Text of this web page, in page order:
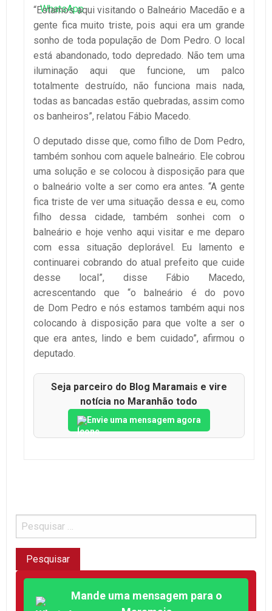
“Estamos aqui visitando o Balneário Macedão e a
gente fica muito triste, pois aqui era um grande
sonho de toda população de Dom Pedro. O local
está abandonado, todo depredado. Não tem uma
iluminação aqui que funcione, um palco
totalmente destruído, não funciona mais nada,
todas as bancadas estão quebradas, assim como
os banheiros”, relatou Fábio Macedo.
O deputado disse que, como filho de Dom Pedro,
também sonhou com aquele balneário. Ele cobrou
uma solução e se colocou à disposição para que
o balneário volte a ser como era antes. “A gente
fica triste de ver uma situação dessa e eu, como
filho dessa cidade, também sonhei com o
balneário e hoje venho aqui visitar e me deparo
com essa situação deplorável. Eu lamento e
continuarei cobrando do atual prefeito que cuide
desse local”, disse Fábio Macedo,
acrescentando que “o balneário é do povo
de Dom Pedro e nós estamos também aqui nos
colocando à disposição para que volte a ser o
que era antes, lindo e bem cuidado”, afirmou o
deputado.
Seja parceiro do Blog Maramais e vire
notícia no Maranhão todo
Envie uma mensagem agora
Mande uma mensagem para o